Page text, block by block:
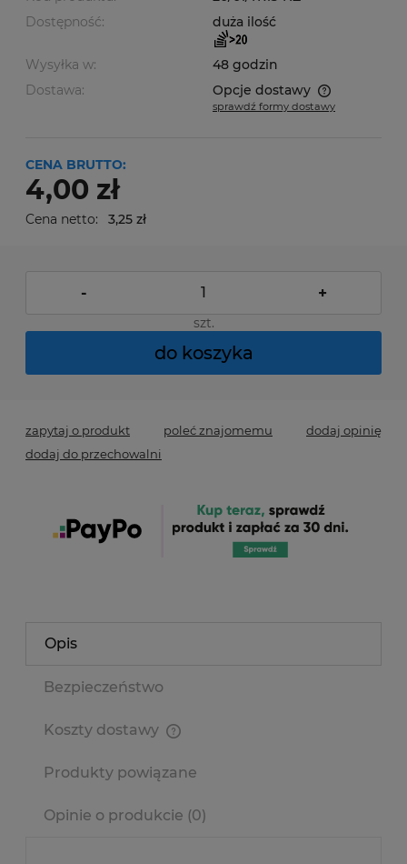
Dostępność:
duża ilość
Wysyłka w:
48 godzin
Dostawa:
Opcje dostawy
Cena nie zawiera ewentualnych kosztów płatności
sprawdź formy dostawy
CENA BRUTTO:
4,00 zł
Cena netto: 3,25 zł
- +
szt.
do koszyka
zapytaj o produkt poleć znajomemu
dodaj opinię
dodaj do przechowalni
Opis
Bezpieczeństwo
Koszty dostawy
Produkty powiązane
Opinie o produkcie (0)